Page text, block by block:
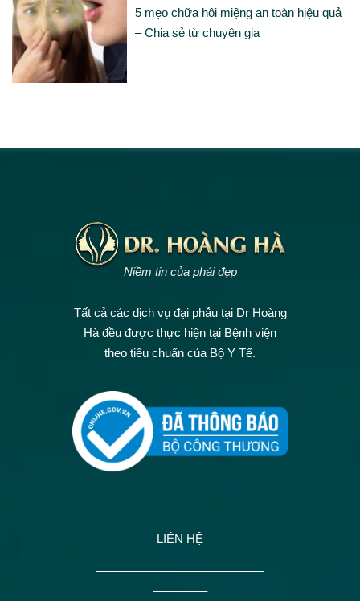
5 mẹo chữa hôi miệng an toàn hiệu quả
– Chia sẻ từ chuyên gia
Niềm tin của phái đẹp
Tất cả các dịch vụ đại phẫu tại Dr Hoàng
Hà đều được thực hiện tại Bệnh viện
theo tiêu chuẩn của Bộ Y Tế.
LIÊN HỆ
——————————————
————–